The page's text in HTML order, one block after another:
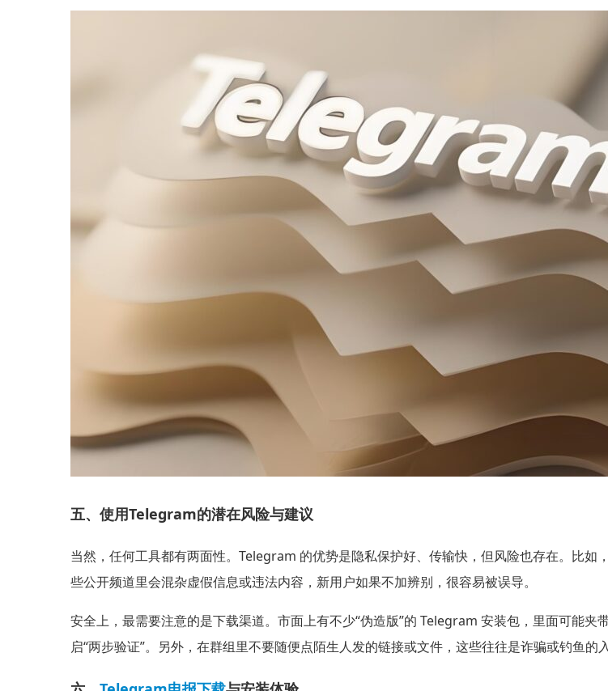
五、使用Telegram的潜在风险与建议
当然，任何工具都有两面性。Telegram 的优势是隐私保护好、传输快，但风险也存在。比
些公开频道里会混杂虚假信息或违法内容，新用户如果不加辨别，很容易被误导。
安全上，最需要注意的是下载渠道。市面上有不少“伪造版”的 Telegram 安装包，里面可能
启“两步验证”。另外，在群组里不要随便点陌生人发的链接或文件，这些往往是诈骗或钓鱼的入